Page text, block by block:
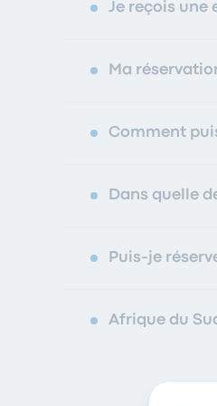
Je reçois une
Ma
Comment
Dans quelle
Puis-je
Afrique du